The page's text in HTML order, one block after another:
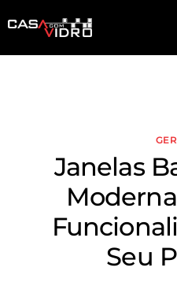
Produtos
Workshop
Sobre Nós
Janelas
Seu